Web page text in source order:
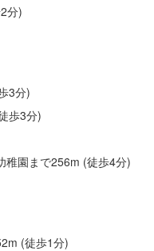
分)
3分)
歩3分)
稚園まで256m (徒歩4分)
(徒歩1分)